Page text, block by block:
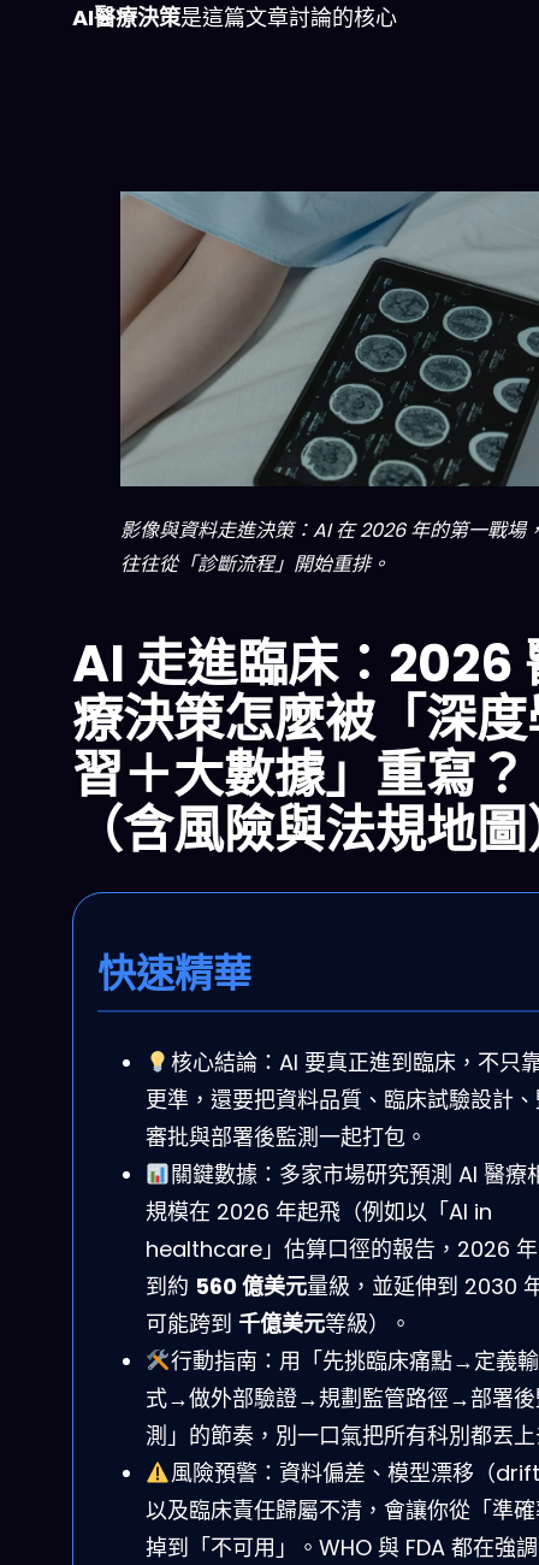
AI醫療決策是這篇文章討論的核心
影像與資料走進決策：AI 在 2026 年的第一戰場
往往從「診斷流程」開始重排。
AI 走進臨床：2026
療決策怎麼被「深
習＋大數據」重寫？
（含風險與法規地
快速精華
核心結論：AI 要真正進到臨床，不只
更準，還要把資料品質、臨床試驗設計
審批與部署後監測一起打包。
關鍵數據：多家市場研究預測 AI 醫療
規模在 2026 年起飛（例如以「AI in
healthcare」估算口徑的報告，2026
到約 560 億美元量級，並延伸到 2030
可能跨到 千億美元等級）。
行動指南：用「先挑臨床痛點→定義
式→做外部驗證→規劃監管路徑→部署
測」的節奏，別一口氣把所有科別都丟
風險預警：資料偏差、模型漂移（
以及臨床責任歸屬不清，會讓你從「準
掉到「不可用」。WHO 與 FDA 都在強